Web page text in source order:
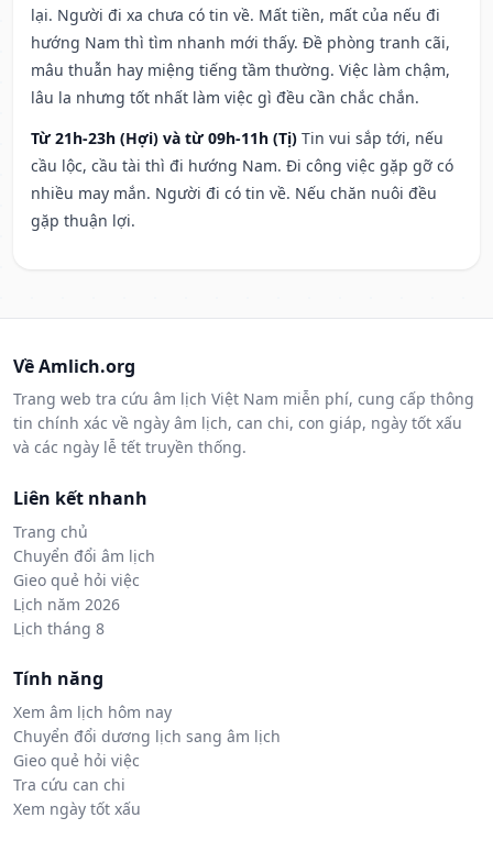
lại. Người đi xa chưa có tin về. Mất tiền, mất của nếu đi
hướng Nam thì tìm nhanh mới thấy. Đề phòng tranh cãi,
mâu thuẫn hay miệng tiếng tầm thường. Việc làm chậm,
lâu la nhưng tốt nhất làm việc gì đều cần chắc chắn.
Từ 21h-23h (Hợi) và từ 09h-11h (Tị) Tin vui sắp tới, nếu
cầu lộc, cầu tài thì đi hướng Nam. Đi công việc gặp gỡ có
nhiều may mắn. Người đi có tin về. Nếu chăn nuôi đều
gặp thuận lợi.
Về Amlich.org
Trang web tra cứu âm lịch Việt Nam miễn phí, cung cấp thông
tin chính xác về ngày âm lịch, can chi, con giáp, ngày tốt xấu
và các ngày lễ tết truyền thống.
Liên kết nhanh
Trang chủ
Chuyển đổi âm lịch
Gieo quẻ hỏi việc
Lịch năm 2026
Lịch tháng 8
Tính năng
Xem âm lịch hôm nay
Chuyển đổi dương lịch sang âm lịch
Gieo quẻ hỏi việc
Tra cứu can chi
Xem ngày tốt xấu